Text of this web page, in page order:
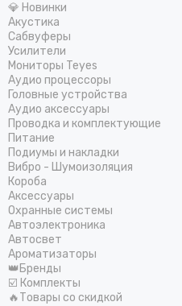
💎 Новинки
Акустика
Сабвуферы
Усилители
Мониторы Teyes
Аудио процессоры
Головные устройства
Аудио аксессуары
Проводка и комплектующие
Питание
Подиумы и накладки
Вибро - Шумоизоляция
Короба
Аксессуары
Охранные системы
Автоэлектроника
Автосвет
Ароматизаторы
👑Бренды
☑️ Комплекты
🔥Товары со скидкой